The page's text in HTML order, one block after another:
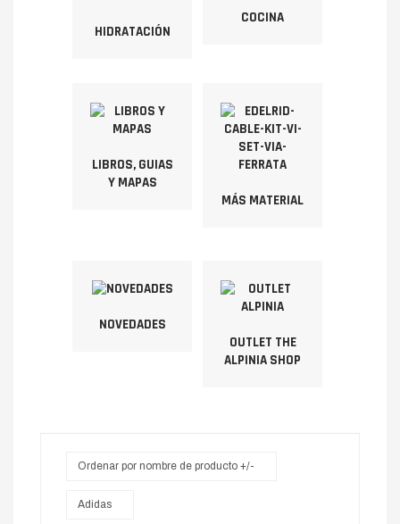
HIDRATACIÓN
COCINA
LIBROS, GUIAS
Y MAPAS
MÁS MATERIAL
NOVEDADES
OUTLET THE
ALPINIA SHOP
Ordenar por nombre de producto +/-
Adidas